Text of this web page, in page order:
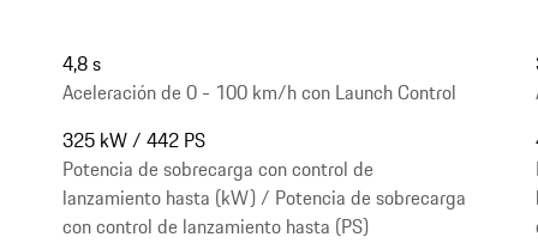
4,8 s
Aceleración de 0 - 100 km/h con Launch Control
325 kW / 442 PS
Potencia de sobrecarga con control de
lanzamiento hasta (kW) / Potencia de sobrecarga
con control de lanzamiento hasta (PS)